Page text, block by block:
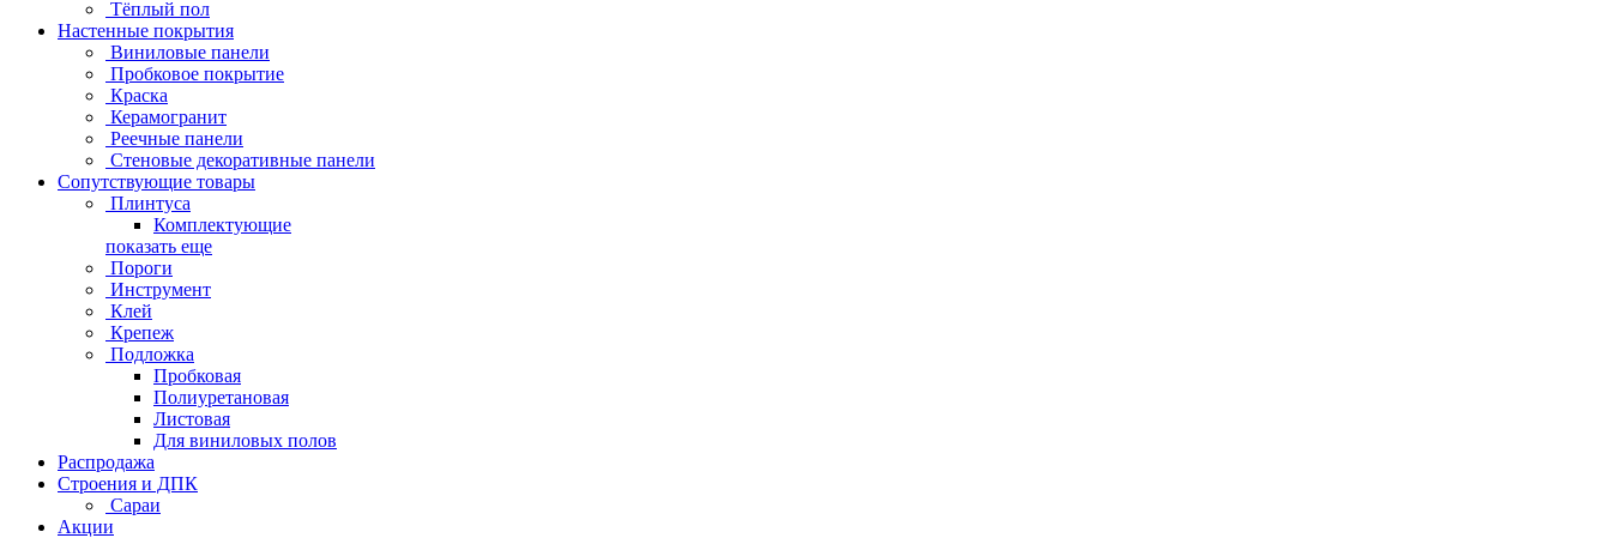
Тёплый пол
Настенные покрытия
Виниловые панели
Пробковое покрытие
Краска
Керамогранит
Реечные панели
Стеновые декоративные панели
Сопутствующие товары
Плинтуса
Комплектующие
показать еще
Пороги
Инструмент
Клей
Крепеж
Подложка
Пробковая
Полиуретановая
Листовая
Для виниловых полов
Распродажа
Строения и ДПК
Сараи
Акции